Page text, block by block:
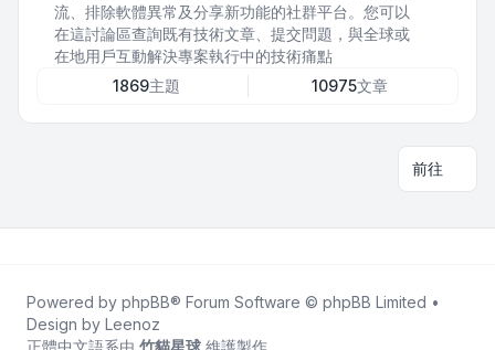
流、排除軟體異常及分享新功能的社群平台。您可以
在這討論區查詢既有技術文章、提交問題，與全球或
在地用戶互動解決專案執行中的技術痛點
1869主題 10975文章
前往
Powered by phpBB® Forum Software © phpBB Limited •
Design by Leenoz
正體中文語系由 竹貓星球 維護製作